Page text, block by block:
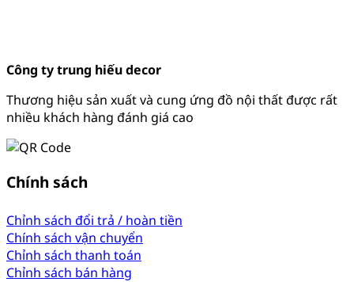
Công ty trung hiếu decor
Thương hiệu sản xuất và cung ứng đồ nội thất được rất
nhiều khách hàng đánh giá cao
Chính sách
Chỉnh sách đổi trả / hoàn tiền
Chính sách vận chuyển
Chỉnh sách thanh toán
Chỉnh sách bán hàng